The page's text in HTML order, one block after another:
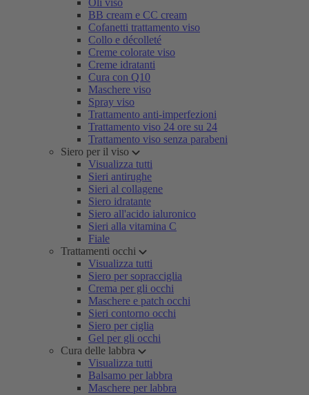
Oli viso
BB cream e CC cream
Cofanetti trattamento viso
Collo e décolleté
Creme colorate viso
Creme idratanti
Cura con Q10
Maschere viso
Spray viso
Trattamento anti-imperfezioni
Trattamento viso 24 ore su 24
Trattamento viso senza parabeni
Siero per il viso
Visualizza tutti
Sieri antirughe
Sieri al collagene
Siero idratante
Siero all'acido ialuronico
Sieri alla vitamina C
Fiale
Trattamenti occhi
Visualizza tutti
Siero per sopracciglia
Crema per gli occhi
Maschere e patch occhi
Sieri contorno occhi
Siero per ciglia
Gel per gli occhi
Cura delle labbra
Visualizza tutti
Balsamo per labbra
Maschere per labbra